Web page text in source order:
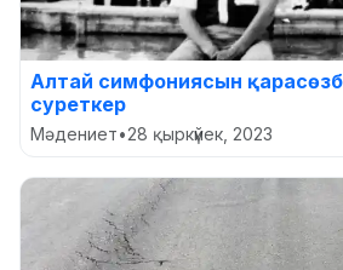
Алтай симфониясын
суреткер
Мәдениет•28 қыркүйек, 2023